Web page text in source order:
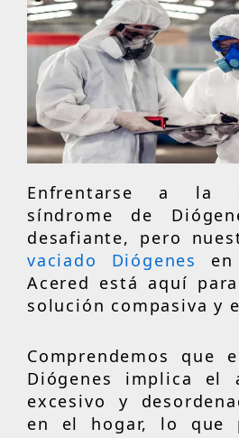
Enfrentarse a la
síndrome de
desafiante, pero
vaciado Diógenes
Acered está aquí
solución compasiva y
Comprendemos que
Diógenes implica el
excesivo y
en el hogar, lo que